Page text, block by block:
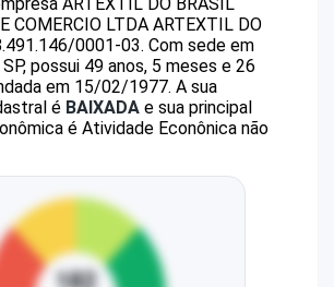
COMERCIO LTDA ARTEXTIL DO
0001-03. Com sede em
SP, possui 49 anos, 5 meses e 26
em 15/02/1977. A sua
é BAIXADA e sua principal
é Atividade Econônica não